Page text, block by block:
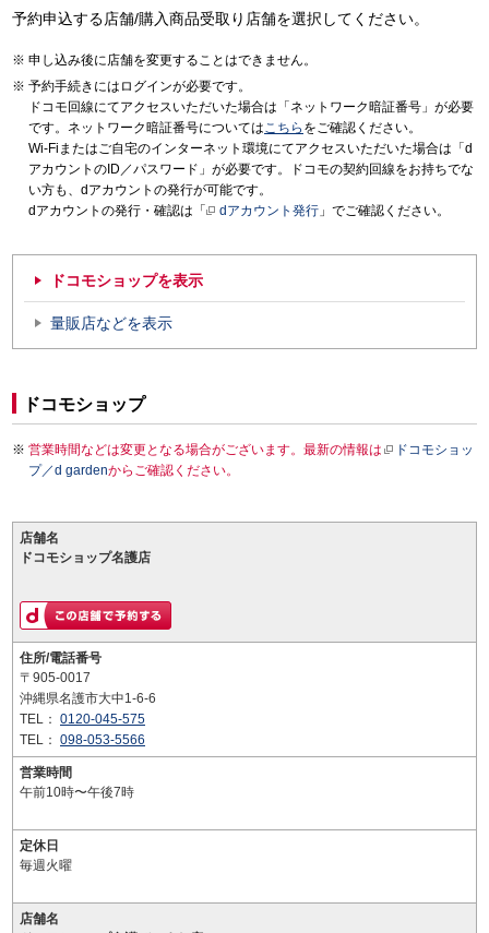
予約申込する店舗/購入商品受取り店舗を選択してください。
申し込み後に店舗を変更することはできません。
予約手続きにはログインが必要です。
ドコモ回線にてアクセスいただいた場合は「ネットワーク暗証番号」が必要
です。ネットワーク暗証番号についてはこちら をご確認ください。
Wi-Fiまたはご自宅のインターネット環境にてアクセスいただいた場合は「d
アカウントのID／パスワード」が必要です。ドコモの契約回線をお持ちでな
い方も、dアカウントの発行が可能です。
dアカウントの発行・確認は「
dアカウント発行 」でご確認ください。
ドコモショップを表示
量販店などを表示
ドコモショップ
営業時間などは変更となる場合がございます。最新の情報は
ドコモショッ
プ／d gardenからご確認ください。
店舗名
ドコモショップ名護店
住所/電話番号
〒905-0017
沖縄県名護市大中1-6-6
TEL： 0120-045-575
TEL： 098-053-5566
営業時間
午前10時〜午後7時
定休日
毎週火曜
店舗名